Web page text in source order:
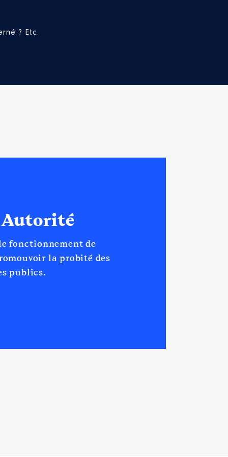
? Etc.
fonctionnement de
la probité des
publics.